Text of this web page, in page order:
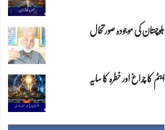
ایٹم کا چراغ اور خطرہ کا سایہ
بلوچستان کی موجودہ صورتحال